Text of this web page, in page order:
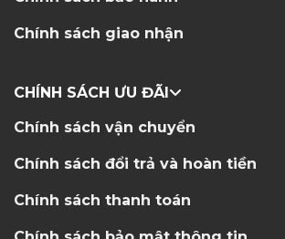
Chính sách giao nhận
CHÍNH SÁCH ƯU ĐÃI
Chính sách vận chuyển
Chính sách đổi trả và hoàn tiền
Chính sách thanh toán